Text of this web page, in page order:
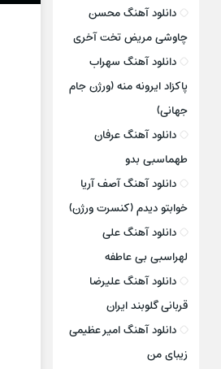
دانلود آهنگ محسن
چاوشی مریض تخت آخری
دانلود آهنگ سهراب
پاکزاد ایرونه منه (ورژن جام
جهانی)
دانلود آهنگ عرفان
طهماسبی بدو
دانلود آهنگ آصف آریا
خوابتو دیدم (کنسرت ورژن)
دانلود آهنگ علی
لهراسبی بی عاطفه
دانلود آهنگ علیرضا
قربانی گلوبند ایران
دانلود آهنگ امیر عظیمی
زیبای من